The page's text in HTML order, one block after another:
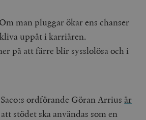
man pluggar ökar ens chanser
uppåt i karriären.
på att färre blir sysslolösa och i
ordförande Göran Arrius är
stödet ska användas som en